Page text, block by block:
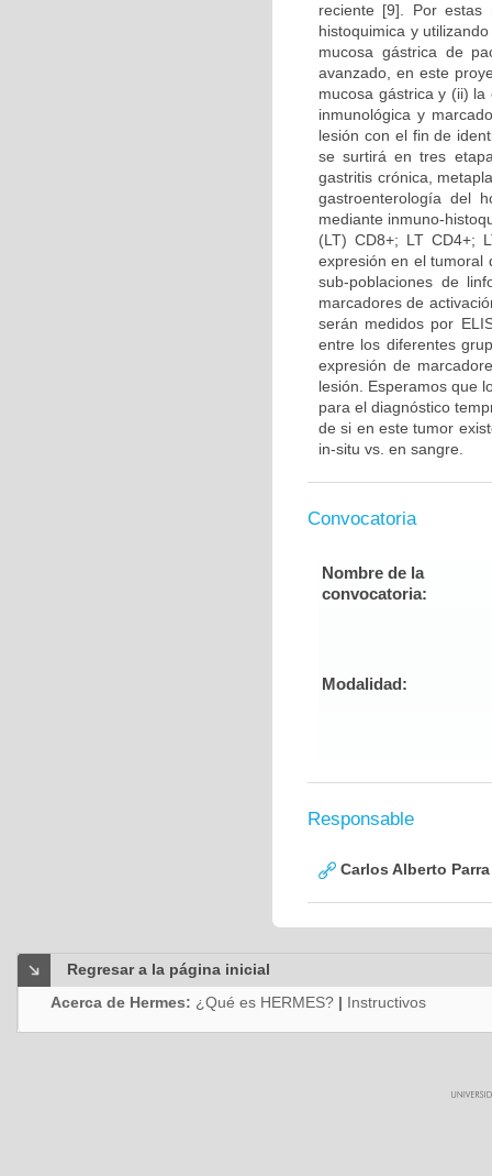
reciente [9]. Por estas
histoquimica y
mucosa gástrica de
avanzado, en este
mucosa gástrica y (ii)
inmunológica y
lesión con el fin de
se surtirá en tres
gastritis crónica,
gastroenterología del
mediante inmuno-
(LT) CD8+; LT CD4+;
expresión en el tumoral
sub-poblaciones de
marcadores de
serán medidos por
entre los diferentes
expresión de
lesión. Esperamos que
para el diagnóstico
de si en este tumor
in-situ vs. en sangre.
Convocatoria
Nombre de la
convocatoria:
Modalidad:
Responsable
Carlos Alberto
Regresar a la página inicial
Acerca de Hermes: ¿Qué es HERMES? | Instructivos